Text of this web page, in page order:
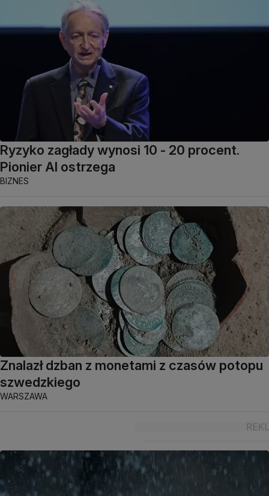
Ryzyko zagłady wynosi 10 - 20 procent.
Pionier AI ostrzega
BIZNES
Znalazł dzban z monetami z czasów potopu
szwedzkiego
WARSZAWA